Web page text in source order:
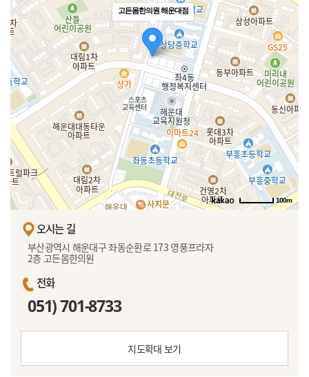
고든몸한의원 해운대점
100m
오시는 길
부산광역시 해운대구 좌동순환로 173 영풍프라자
2층 고든몸한의원
전화
051) 701-8733
지도확대 보기